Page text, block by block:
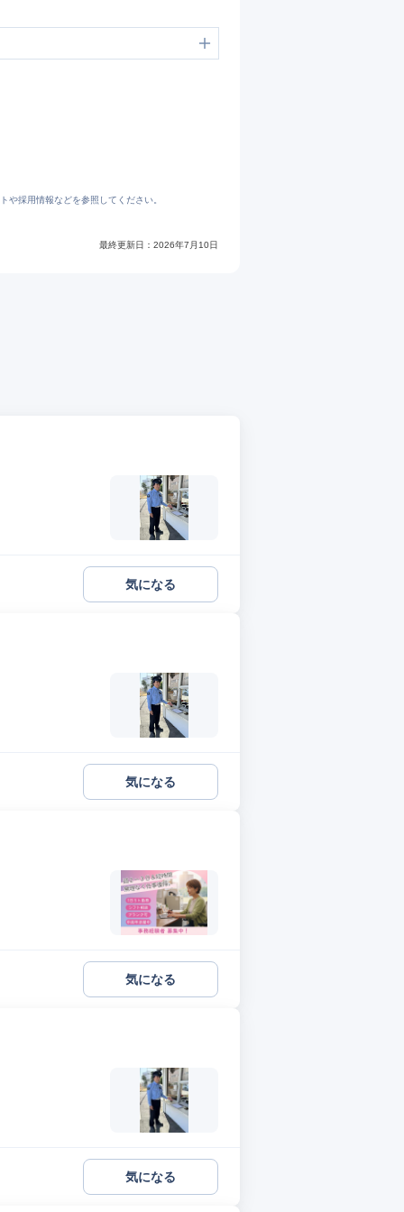
や採用情報などを参照してください。
最終更新日： 2026年7月10日
気になる
気になる
気になる
気になる